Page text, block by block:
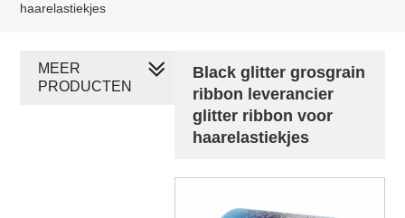
haarelastiekjes
Black glitter grosgrain
ribbon leverancier
glitter ribbon voor
haarelastiekjes
MEER
PRODUCTEN